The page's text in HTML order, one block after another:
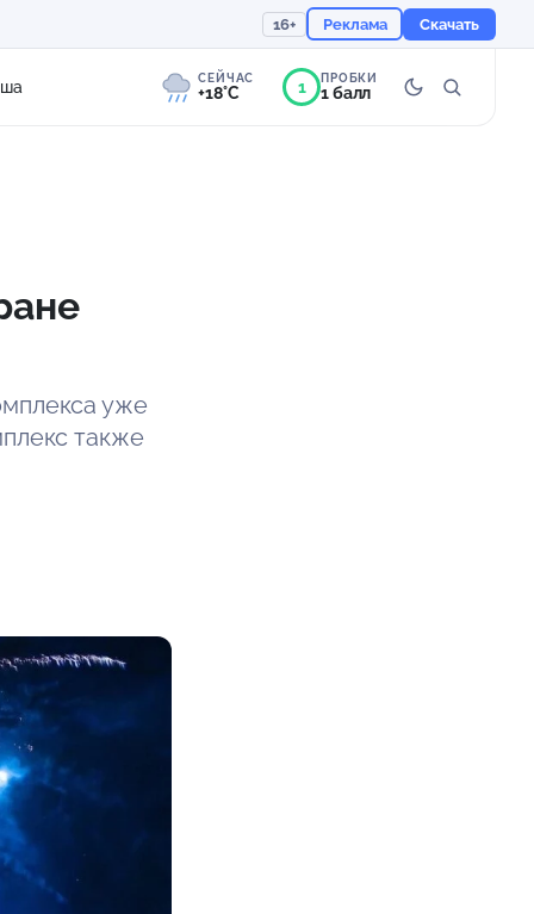
16+ Реклама Скачать
СЕЙЧАС
+18°C
758 мм
1 ПРОБКИ
1 балл
уже
также